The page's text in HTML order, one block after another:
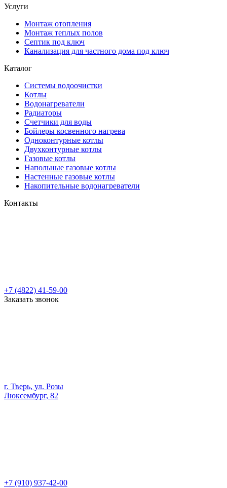
Услуги
Монтаж отопления
Монтаж теплых полов
Септик под ключ
Канализация для частного дома под ключ
Каталог
Системы водоочистки
Котлы
Водонагреватели
Радиаторы
Cчетчики для воды
Бойлеры косвенного нагрева
Одноконтурные котлы
Двухконтурные котлы
Газовые котлы
Напольные газовые котлы
Настенные газовые котлы
Накопительные водонагреватели
Контакты
+7 (4822) 41-59-00
Заказать звонок
г. Тверь, ул. Розы
Люксембург, 82
+7 (910) 937-42-00